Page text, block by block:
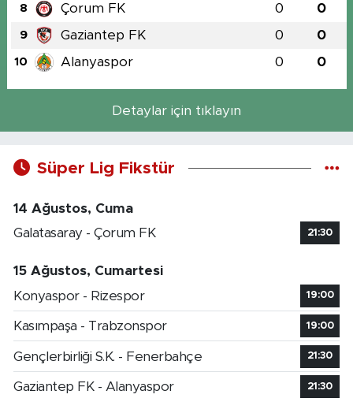
8 Çorum FK 0 0
9 Gaziantep FK 0 0
10 Alanyaspor 0 0
Detaylar için tıklayın
Süper Lig Fikstür
14 Ağustos, Cuma
Galatasaray - Çorum FK
21:30
15 Ağustos, Cumartesi
Konyaspor - Rizespor
19:00
Kasımpaşa - Trabzonspor 19:00
Gençlerbirliği S.K. - Fenerbahçe 21:30
Gaziantep FK - Alanyaspor 21:30